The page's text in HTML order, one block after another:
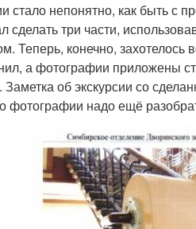
стало непонятно, как быть с
сделать три части,
Теперь, конечно,
а фотографии приложены
Заметка об экскурсии со
фотографии надо ещё